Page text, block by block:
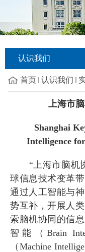
认识我们
首页 认识我们
上海市
Shanghai
Intelligence
“上海市脑机
球信息技术变革
通过人工智能与
势互补，开展人
索脑机协同的信
智能（Brain
（Machine